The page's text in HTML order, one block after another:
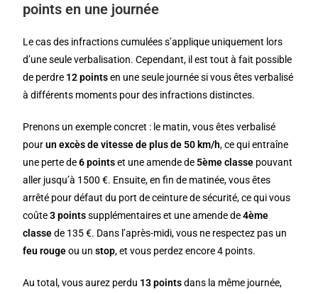
points en une journée
Le cas des infractions cumulées s’applique uniquement lors
d’une seule verbalisation. Cependant, il est tout à fait possible
de perdre 12 pointsen une seule journée si vous êtes verbalisé
à différents moments pour des infractions distinctes.
Prenons un exemple concret : le matin, vous êtes verbalisé
pourun excès de vitesse de plus de 50 km/h, ce qui entraîne
une perte de6 pointset une amende de 5ème classe pouvant
aller jusqu’à 1500 €. Ensuite, en fin de matinée, vous êtes
arrêté pour défaut du port de ceinture de sécurité, ce qui vous
coûte3 pointssupplémentaires et une amende de4ème
classede 135 €. Dans l’après-midi, vous ne respectez pas un
feu rougeou unstop, et vous perdez encore 4 points.
Au total, vous aurez perdu 13 pointsdans la même journée,